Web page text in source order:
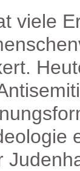
viele